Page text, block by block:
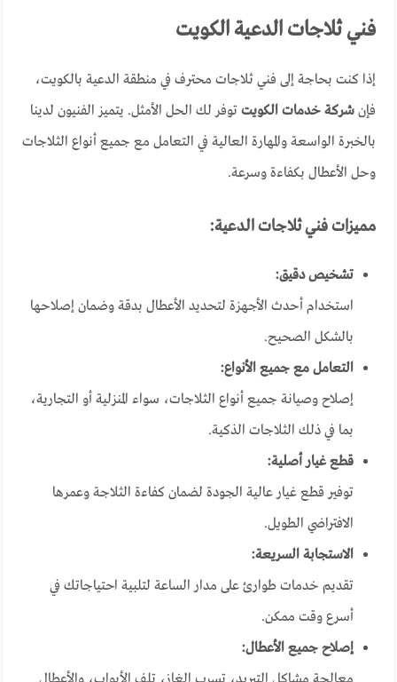
فني ثلاجات الدعية الكويت
إذا كنت بحاجة إلى فني ثلاجات محترف في منطقة الدعية بالكويت،
فإنشركة خدمات الكويت توفر لك الحل الأمثل. يتميز الفنيون لدينا
بالخبرة الواسعة والمهارة العالية في التعامل مع جميع أنواع الثلاجات
وحل الأعطال بكفاءة وسرعة.
مميزات فني ثلاجات الدعية:
تشخيص دقيق:
استخدام أحدث الأجهزة لتحديد الأعطال بدقة وضمان إصلاحها
بالشكل الصحيح.
التعامل مع جميع الأنواع:
إصلاح وصيانة جميع أنواع الثلاجات، سواء المنزلية أو التجارية،
بما في ذلك الثلاجات الذكية.
قطع غيار أصلية:
توفير قطع غيار عالية الجودة لضمان كفاءة الثلاجة وعمرها
الافتراضي الطويل.
الاستجابة السريعة:
تقديم خدمات طوارئ على مدار الساعة لتلبية احتياجاتك في
أسرع وقت ممكن.
إصلاح جميع الأعطال: